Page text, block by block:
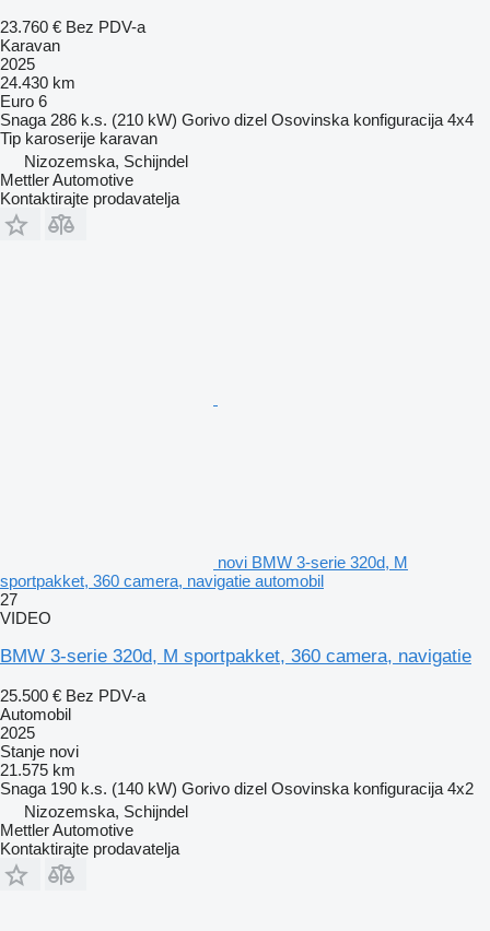
23.760 € Bez PDV-a
Karavan
2025
24.430 km
Euro 6
Snaga 286 k.s. (210 kW) Gorivo dizel Osovinska konfiguracija 4x4
Tip karoserije karavan
Nizozemska, Schijndel
Mettler Automotive
Kontaktirajte prodavatelja
novi BMW 3-serie 320d, M
sportpakket, 360 camera, navigatie automobil
27
VIDEO
BMW 3-serie 320d, M sportpakket, 360 camera, navigatie
25.500 € Bez PDV-a
Automobil
2025
Stanje novi
21.575 km
Snaga 190 k.s. (140 kW) Gorivo dizel Osovinska konfiguracija 4x2
Nizozemska, Schijndel
Mettler Automotive
Kontaktirajte prodavatelja